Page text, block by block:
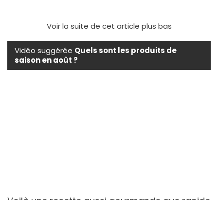
Voir la suite de cet article plus bas
Vidéo suggérée Quels sont les produits de
saison en août ?